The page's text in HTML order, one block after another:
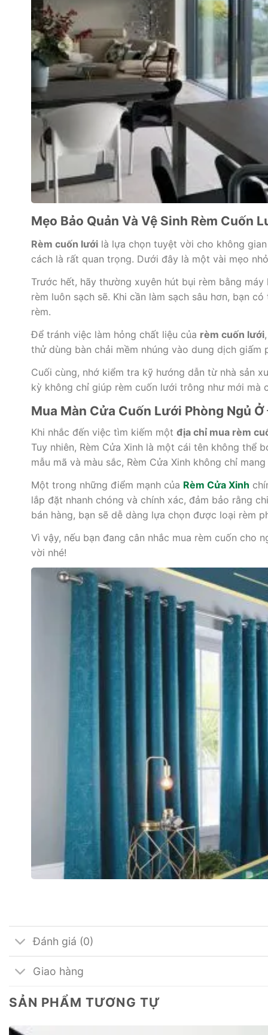
Mẹo Bảo Quản Và Vệ Sinh Rèm Cuốn
Rèm cuốn lướilà lựa chọn tuyệt vời cho không
cách là rất quan trọng. Dưới đây là một vài mẹo
Trước hết, hãy thường xuyên hút bụi rèm bằng
rèm luôn sạch sẽ. Khi cần làm sạch sâu hơn, bạn
rèm.
Để tránh việc làm hỏng chất liệu của rèm cuốn lưới
thử dùng bàn chải mềm nhúng vào dung dịch giấm
Cuối cùng, nhớ kiểm tra kỹ hướng dẫn từ nhà sản
kỳ không chỉ giúp rèm cuốn lưới trông như mới mà
Mua Màn Cửa Cuốn Lưới Phòng Ngủ
Khi nhắc đến việc tìm kiếm một địa chỉ mua rèm
Tuy nhiên, Rèm Cửa Xinh là một cái tên không thể
mẫu mã và màu sắc, Rèm Cửa Xinh không chỉ
Một trong những điểm mạnh của Rèm Cửa Xinh
lắp đặt nhanh chóng và chính xác, đảm bảo rằng
bán hàng, bạn sẽ dễ dàng lựa chọn được loại rèm
Vì vậy, nếu bạn đang cân nhắc mua rèm cuốn cho
vời nhé!
Đánh giá (0)
Giao hàng
SẢN PHẨM TƯƠNG TỰ